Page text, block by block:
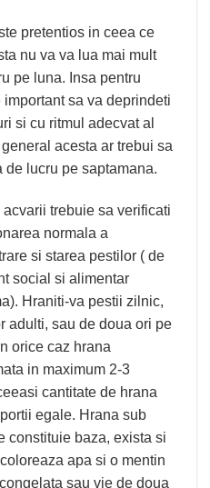
pretentios in ceea ce
nu va va lua mai mult
pe luna. Insa pentru
sa va deprindeti
si cu ritmul adecvat al
acesta ar trebui sa
lucru pe saptamana.
trebuie sa verificati
normala a
si starea pestilor ( de
social si alimentar
Hraniti-va pestii zilnic,
adulti, sau de doua ori pe
orice caz hrana
in maximum 2-3
cantitate de hrana
egale. Hrana sub
constituie baza, exista si
apa si o mentin
sau vie de doua